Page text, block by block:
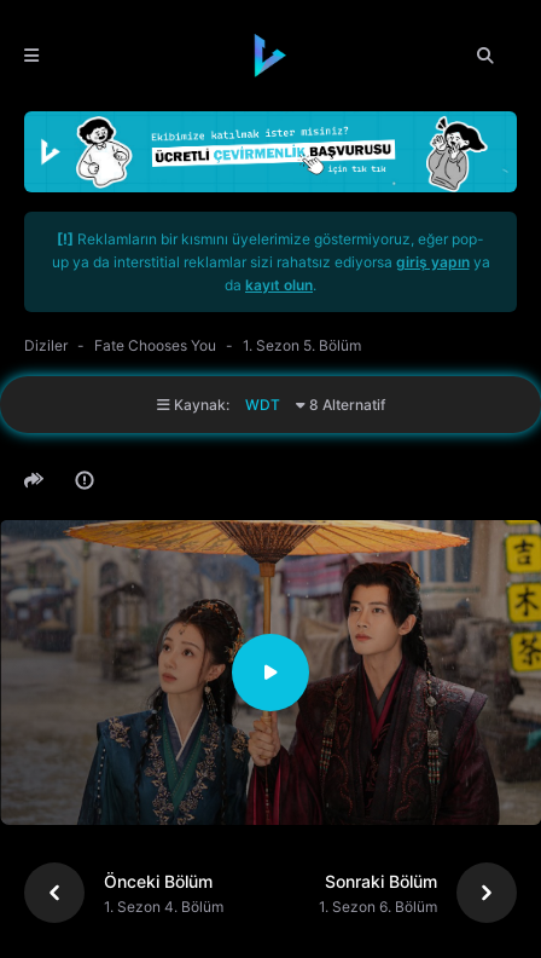
[!] Reklamların bir kısmını üyelerimize göstermiyoruz, eğer pop-
up ya da interstitial reklamlar sizi rahatsız ediyorsa giriş yapınya
da kayıt olun.
Diziler Fate Chooses You 1. Sezon 5. Bölüm
Kaynak: WDT 8 Alternatif
Önceki Bölüm
1. Sezon 4. Bölüm
Sonraki Bölüm
1. Sezon 6. Bölüm